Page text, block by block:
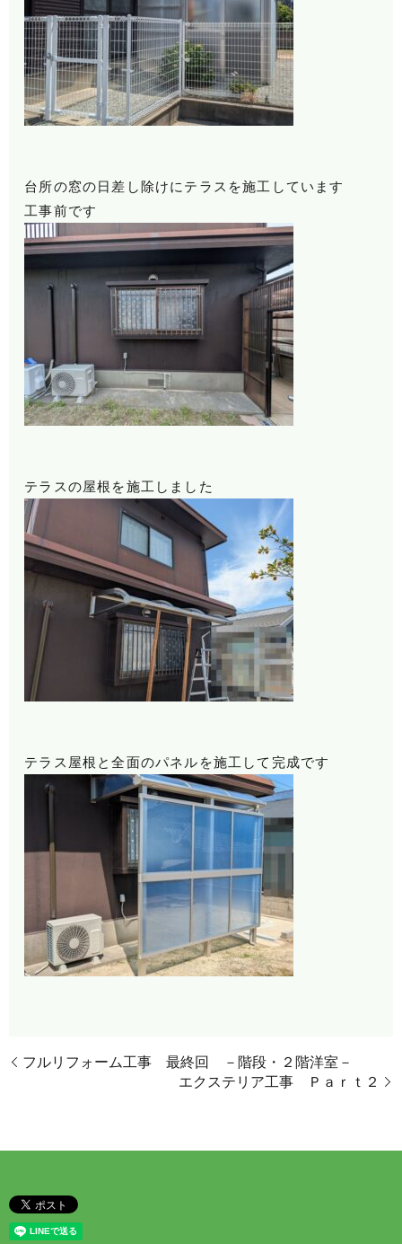
台所の窓の日差し除けにテラスを施工しています
工事前です
テラスの屋根を施工しました
テラス屋根と全面のパネルを施工して完成です
フルリフォーム工事 最終回 －階段・２階洋室－
エクステリア工事 Ｐａｒｔ２